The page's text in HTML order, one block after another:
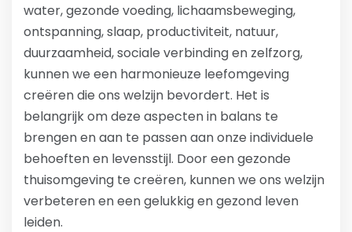
water, gezonde voeding, lichaamsbeweging,
ontspanning, slaap, productiviteit, natuur,
duurzaamheid, sociale verbinding en zelfzorg,
kunnen we een harmonieuze leefomgeving
creëren die ons welzijn bevordert. Het is
belangrijk om deze aspecten in balans te
brengen en aan te passen aan onze individuele
behoeften en levensstijl. Door een gezonde
thuisomgeving te creëren, kunnen we ons welzijn
verbeteren en een gelukkig en gezond leven
leiden.